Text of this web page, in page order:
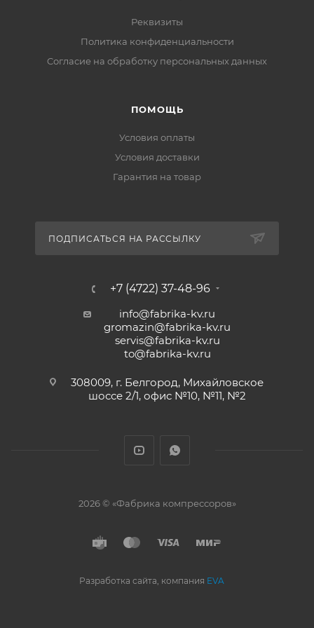
Реквизиты
Политика конфиденциальности
Cогласие на обработку персональных данных
ПОМОЩЬ
Условия оплаты
Условия доставки
Гарантия на товар
ПОДПИСАТЬСЯ НА РАССЫЛКУ
+7 (4722) 37-48-96
info@fabrika-kv.ru
gromazin@fabrika-kv.ru
servis@fabrika-kv.ru
to@fabrika-kv.ru
308009, г. Белгород, Михайловское
шоссе 2/1, офис №10, №11, №2
2026 © «Фабрика компрессоров»
Разработка сайта, компания EVA